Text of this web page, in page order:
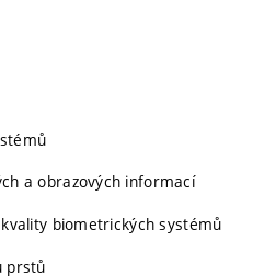
a obrazových informací
biometrických systémů
prstů